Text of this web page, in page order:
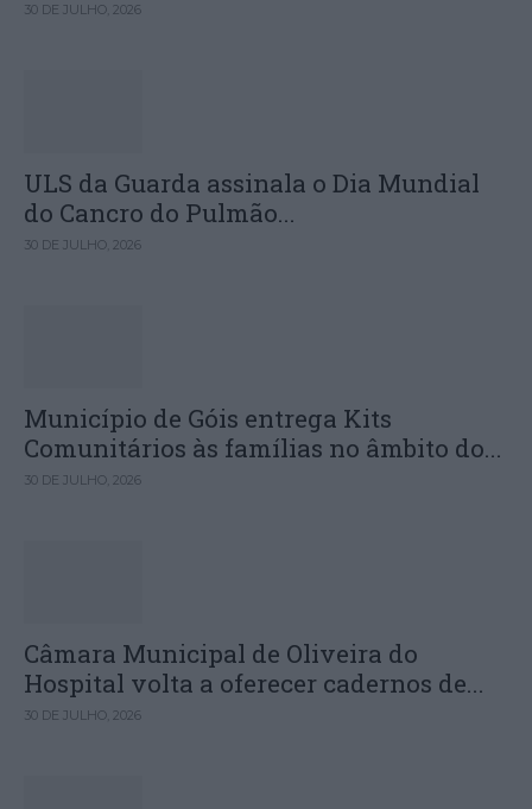
30 DE JULHO, 2026
ULS da Guarda assinala o Dia Mundial
do Cancro do Pulmão...
30 DE JULHO, 2026
Município de Góis entrega Kits
Comunitários às famílias no âmbito do...
30 DE JULHO, 2026
Câmara Municipal de Oliveira do
Hospital volta a oferecer cadernos de...
30 DE JULHO, 2026